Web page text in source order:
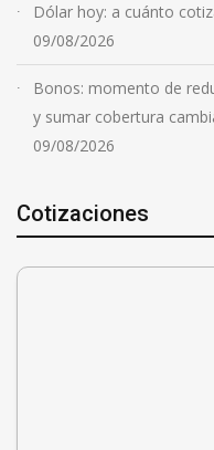
Dólar hoy: a cuánto
09/08/2026
Bonos: momento de
y sumar cobertura
09/08/2026
Cotizaciones